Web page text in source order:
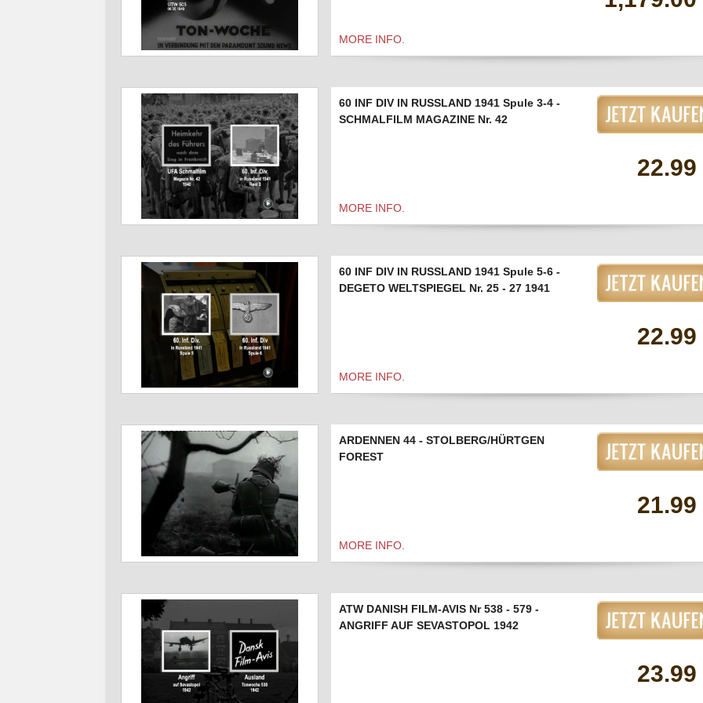
MORE INFO.
60 INF DIV IN RUSSLAND 1941 Spule 3-4 -
SCHMALFILM MAGAZINE Nr. 42
MORE INFO.
22.99
60 INF DIV IN RUSSLAND 1941 Spule 5-6 -
DEGETO WELTSPIEGEL Nr. 25 - 27 1941
MORE INFO.
22.99
ARDENNEN 44 - STOLBERG/HÜRTGEN
FOREST
MORE INFO.
21.99
ATW DANISH FILM-AVIS Nr 538 - 579 -
ANGRIFF AUF SEVASTOPOL 1942
23.99